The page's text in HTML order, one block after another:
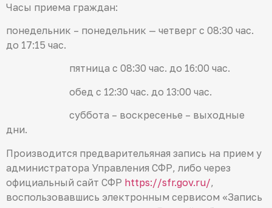
Часы приема граждан:
понедельник – понедельник — четверг с 08:30 час.
до 17:15 час.
пятница с 08:30 час. до 16:00 час.
обед с 12:30 час. до 13:00 час.
суббота – воскресенье – выходные
дни.
Производится предварительяная запись на прием у
администратора Управления СФР, либо через
официальный сайт СФР https://sfr.gov.ru/,
воспользовавшись электронным сервисом «Запись